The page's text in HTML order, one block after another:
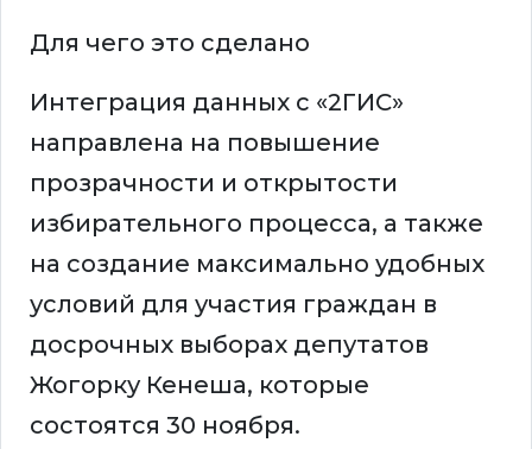
Для чего это сделано
Интеграция данных с «2ГИС»
направлена на повышение
прозрачности и открытости
избирательного процесса, а также
на создание максимально удобных
условий для участия граждан в
досрочных выборах депутатов
Жогорку Кенеша, которые
состоятся 30 ноября.